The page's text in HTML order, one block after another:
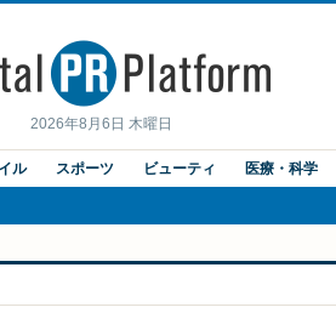
2026年8月6日 木曜日
ル スポーツ ビューティ 医療・科学